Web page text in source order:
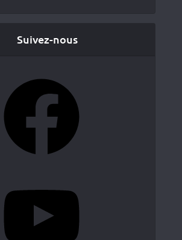
Suivez-nous